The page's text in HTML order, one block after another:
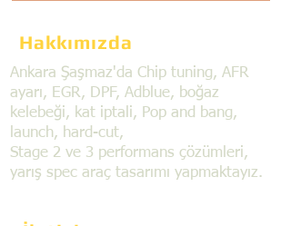
Hakkımızda
Ankara Şaşmaz'da Chip tuning, AFR
ayarı, EGR, DPF, Adblue, boğaz
kelebeği, kat iptali, Pop and bang,
launch, hard-cut,
Stage 2 ve 3 performans çözümleri,
yarış spec araç tasarımı yapmaktayız.